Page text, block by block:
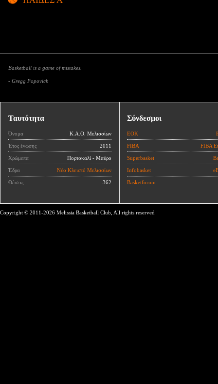
Basketball is a game of mistakes.
- Gregg Popovich
Ταυτότητα
Όνομα Κ.Α.Ο. Μελισσίων
Έτος ένωσης 2011
Χρώματα Πορτοκαλί - Μαύρο
Έδρα Νέο Κλειστό Μελισσίων
Θέσεις 362
Σύνδεσμοι
ΕΟΚ
FIBA FIBA
Superbasket
Infobasket
Basketforum
Copyright © 2011-2026 Melissia Basketball Club, All rights reserved